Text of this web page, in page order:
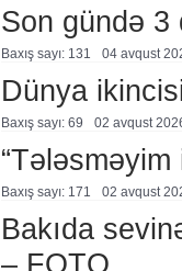
Son gündə 3
Baxış sayı: 131 04 avqust
Dünya
Baxış sayı: 69 02 avqust
“Tələsməyim
Baxış sayı: 171 02 avqust
Bakıda
– FOTO